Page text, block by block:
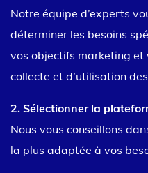
Notre équipe d’experts
déterminer les besoins
vos objectifs marketing et
collecte et d’utilisation
2. Sélectionner la
Nous vous conseillons
la plus adaptée à vos